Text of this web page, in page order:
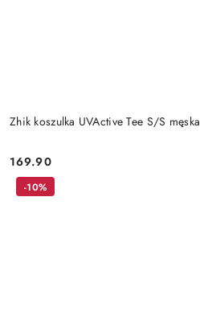
Zhik koszulka UVActive Tee S/S męska
Cena:
169.90
-10%